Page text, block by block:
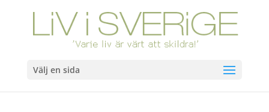
Välj en sida